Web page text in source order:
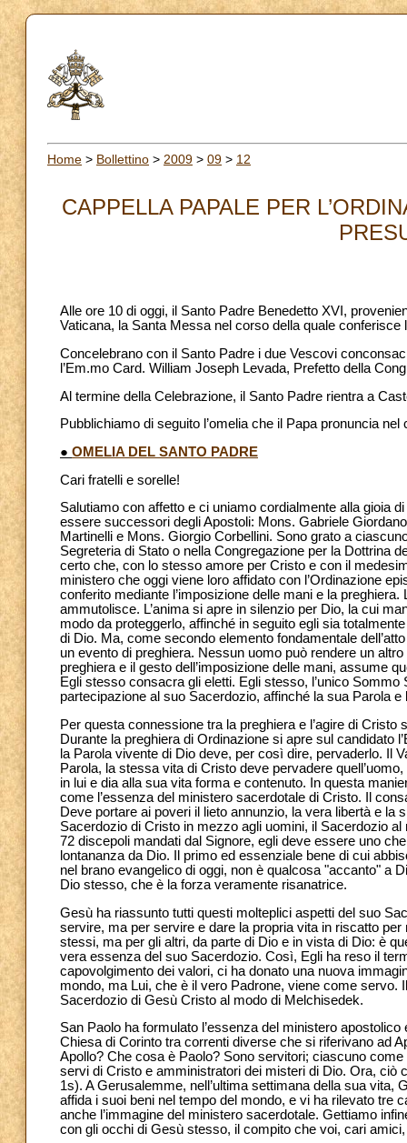
Home > Bollettino > 2009 > 09 > 12
CAPPELLA PAPALE PER
Alle ore 10 di oggi, il Santo Padre Benedetto XVI,
Vaticana, la Santa Messa nel corso della quale conferisce
Concelebrano con il Santo Padre i due Vescovi
l’Em.mo Card. William Joseph Levada, Prefetto della
Al termine della Celebrazione, il Santo Padre rientra a
Pubblichiamo di seguito l’omelia che il Papa pronuncia
● OMELIA DEL SANTO PADRE
Cari fratelli e sorelle!
Salutiamo con affetto e ci uniamo cordialmente alla gioia
essere successori degli Apostoli: Mons. Gabriele
Martinelli e Mons. Giorgio Corbellini. Sono grato a
Segreteria di Stato o nella Congregazione per la Dottrina
certo che, con lo stesso amore per Cristo e con il
ministero che oggi viene loro affidato con l’Ordinazione
conferito mediante l’imposizione delle mani e la
ammutolisce. L’anima si apre in silenzio per Dio, la cui
modo da proteggerlo, affinché in seguito egli sia
di Dio. Ma, come secondo elemento fondamentale
un evento di preghiera. Nessun uomo può rendere un
preghiera e il gesto dell’imposizione delle mani, assume
Egli stesso consacra gli eletti. Egli stesso, l’unico
partecipazione al suo Sacerdozio, affinché la sua Parola
Per questa connessione tra la preghiera e l’agire di
Durante la preghiera di Ordinazione si apre sul candidato
la Parola vivente di Dio deve, per così dire, pervaderlo. Il
Parola, la stessa vita di Cristo deve pervadere
in lui e dia alla sua vita forma e contenuto. In questa
come l’essenza del ministero sacerdotale di Cristo. Il
Deve portare ai poveri il lieto annunzio, la vera libertà e la
Sacerdozio di Cristo in mezzo agli uomini, il Sacerdozio
72 discepoli mandati dal Signore, egli deve essere uno
lontananza da Dio. Il primo ed essenziale bene di cui
nel brano evangelico di oggi, non è qualcosa "accanto" a
Dio stesso, che è la forza veramente risanatrice.
Gesù ha riassunto tutti questi molteplici aspetti del suo
servire, ma per servire e dare la propria vita in riscatto per
stessi, ma per gli altri, da parte di Dio e in vista di Dio: è
vera essenza del suo Sacerdozio. Così, Egli ha reso il
capovolgimento dei valori, ci ha donato una nuova
mondo, ma Lui, che è il vero Padrone, viene come
Sacerdozio di Gesù Cristo al modo di Melchisedek.
San Paolo ha formulato l’essenza del ministero
Chiesa di Corinto tra correnti diverse che si riferivano ad
Apollo? Che cosa è Paolo? Sono servitori; ciascuno
servi di Cristo e amministratori dei misteri di Dio. Ora, ciò
1s). A Gerusalemme, nell’ultima settimana della sua vita,
affida i suoi beni nel tempo del mondo, e vi ha rilevato tre
anche l’immagine del ministero sacerdotale. Gettiamo
con gli occhi di Gesù stesso, il compito che voi, cari